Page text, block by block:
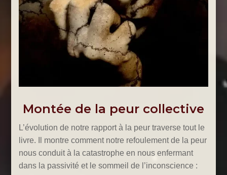
Montée de la peur collective
L’évolution de notre rapport à la peurtraverse tout le
livre. Il montre comment notre refoulement de la peur
nous conduit à la catastrophe en nous enfermant
dans la passivité et le sommeil de l’inconscience :